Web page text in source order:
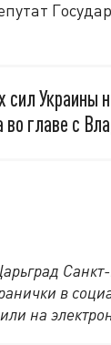
сил Украины
главе с
в
на